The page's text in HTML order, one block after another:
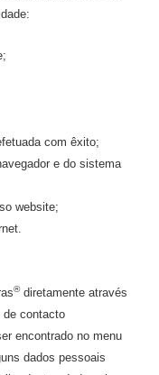
com êxito;
e do sistema
website;
®diretamente através
de contacto
encontrado no menu
dados pessoais